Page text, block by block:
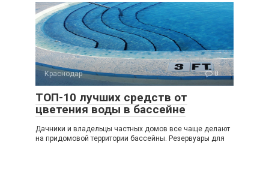
Краснодар 0
ТОП-10 лучших средств от
цветения воды в бассейне
Дачники и владельцы частных домов все чаще делают
на придомовой территории бассейны. Резервуары для